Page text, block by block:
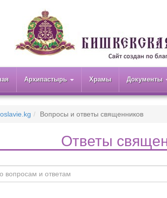
Архипастырь Храмы Документы
Вопросы и ответы священников
Ответы